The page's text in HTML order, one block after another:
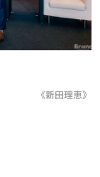
《新田理恵》